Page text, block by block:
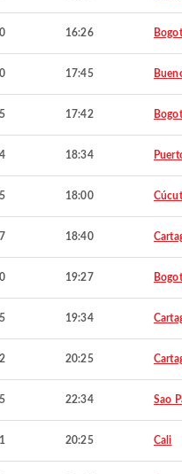
16:26
17:45
17:42
18:34
18:00
18:40
19:27
19:34
20:25
22:34 Sao
20:25 Cali